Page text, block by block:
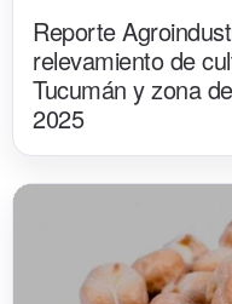
Reporte
relevamiento de
Tucumán y zona
2025